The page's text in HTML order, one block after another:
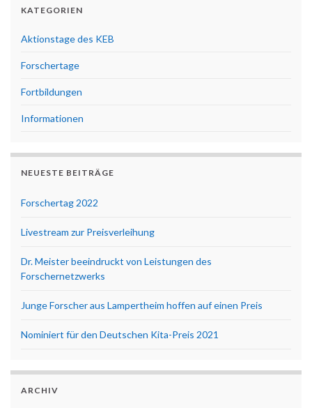
KATEGORIEN
Aktionstage des KEB
Forschertage
Fortbildungen
Informationen
NEUESTE BEITRÄGE
Forschertag 2022
Livestream zur Preisverleihung
Dr. Meister beeindruckt von Leistungen des
Forschernetzwerks
Junge Forscher aus Lampertheim hoffen auf einen Preis
Nominiert für den Deutschen Kita-Preis 2021
ARCHIV